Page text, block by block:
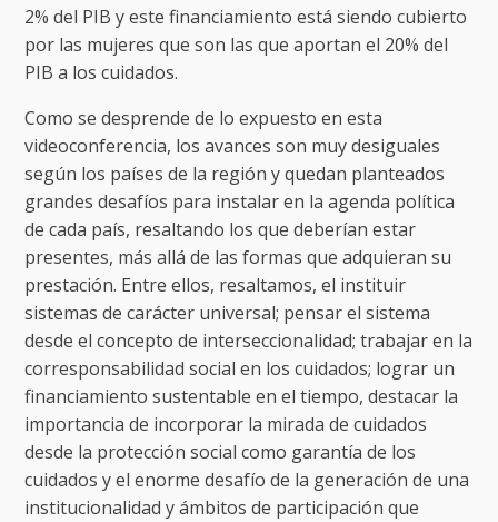
2% del PIB y este financiamiento está siendo cubierto
por las mujeres que son las que aportan el 20% del
PIB a los cuidados.
Como se desprende de lo expuesto en esta
videoconferencia, los avances son muy desiguales
según los países de la región y quedan planteados
grandes desafíos para instalar en la agenda política
de cada país, resaltando los que deberían estar
presentes, más allá de las formas que adquieran su
prestación. Entre ellos, resaltamos, el instituir
sistemas de carácter universal; pensar el sistema
desde el concepto de interseccionalidad; trabajar en la
corresponsabilidad social en los cuidados; lograr un
financiamiento sustentable en el tiempo, destacar la
importancia de incorporar la mirada de cuidados
desde la protección social como garantía de los
cuidados y el enorme desafío de la generación de una
institucionalidad y ámbitos de participación que